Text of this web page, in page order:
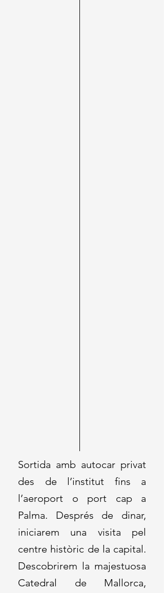
Sortida amb autocar privat
des de l’institut fins a
l’aeroport o port cap a
Palma. Després de dinar,
iniciarem una visita pel
centre històric de la capital.
Descobrirem la majestuosa
Catedral de Mallorca,